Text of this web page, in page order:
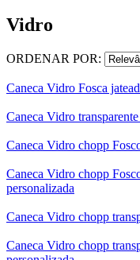
Vidro
ORDENAR POR:
Caneca Vidro Fosca
Caneca Vidro
Caneca Vidro chopp
Caneca Vidro chopp
personalizada
Caneca Vidro chopp
Caneca Vidro chopp